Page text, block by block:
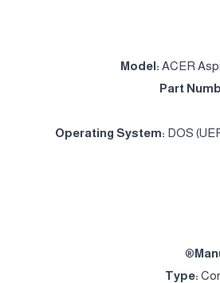
Model: ACER
Part
Operating System: DOS
Type: